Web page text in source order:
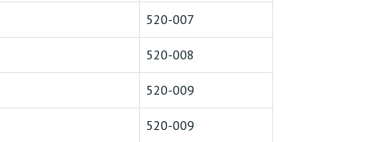
520-007
520-008
520-009
520-009